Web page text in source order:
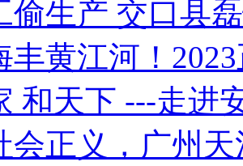
偷生产 交口县
丰黄江河！
和天下 ---走进
会正义，广州